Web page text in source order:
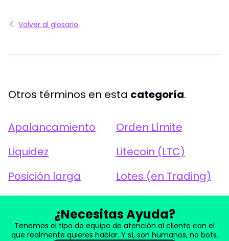
Volver al glosario
Otros términos en esta categoría.
Apalancamiento
Orden Límite
Liquidez
Litecoin (LTC)
Posición larga
Lotes (en Trading)
¿Necesitas Ayuda?
Tenemos el tipo de equipo de atención al cliente con el
que realmente quieres hablar. Y sí, son humanos, no bots.